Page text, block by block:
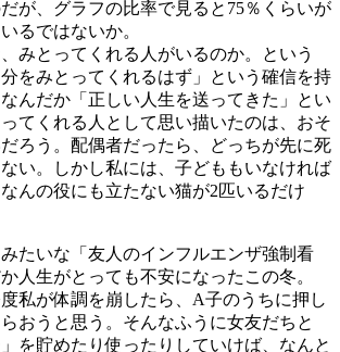
が、グラフの比率で見ると75％くらいが
るではないか。
みとってくれる人がいるのか。という
をみとってくれるはず」という確信を持
んだか「正しい人生を送ってきた」とい
てくれる人として思い描いたのは、おそ
ろう。配偶者だったら、どっちが先に死
い。しかし私には、子どももいなければ
んの役にも立たない猫が2匹いるだけ
みたいな「友人のインフルエンザ強制看
人生がとっても不安になったこの冬。
私が体調を崩したら、A子のうちに押し
おうと思う。そんなふうに女友だちと
」を貯めたり使ったりしていけば、なんと